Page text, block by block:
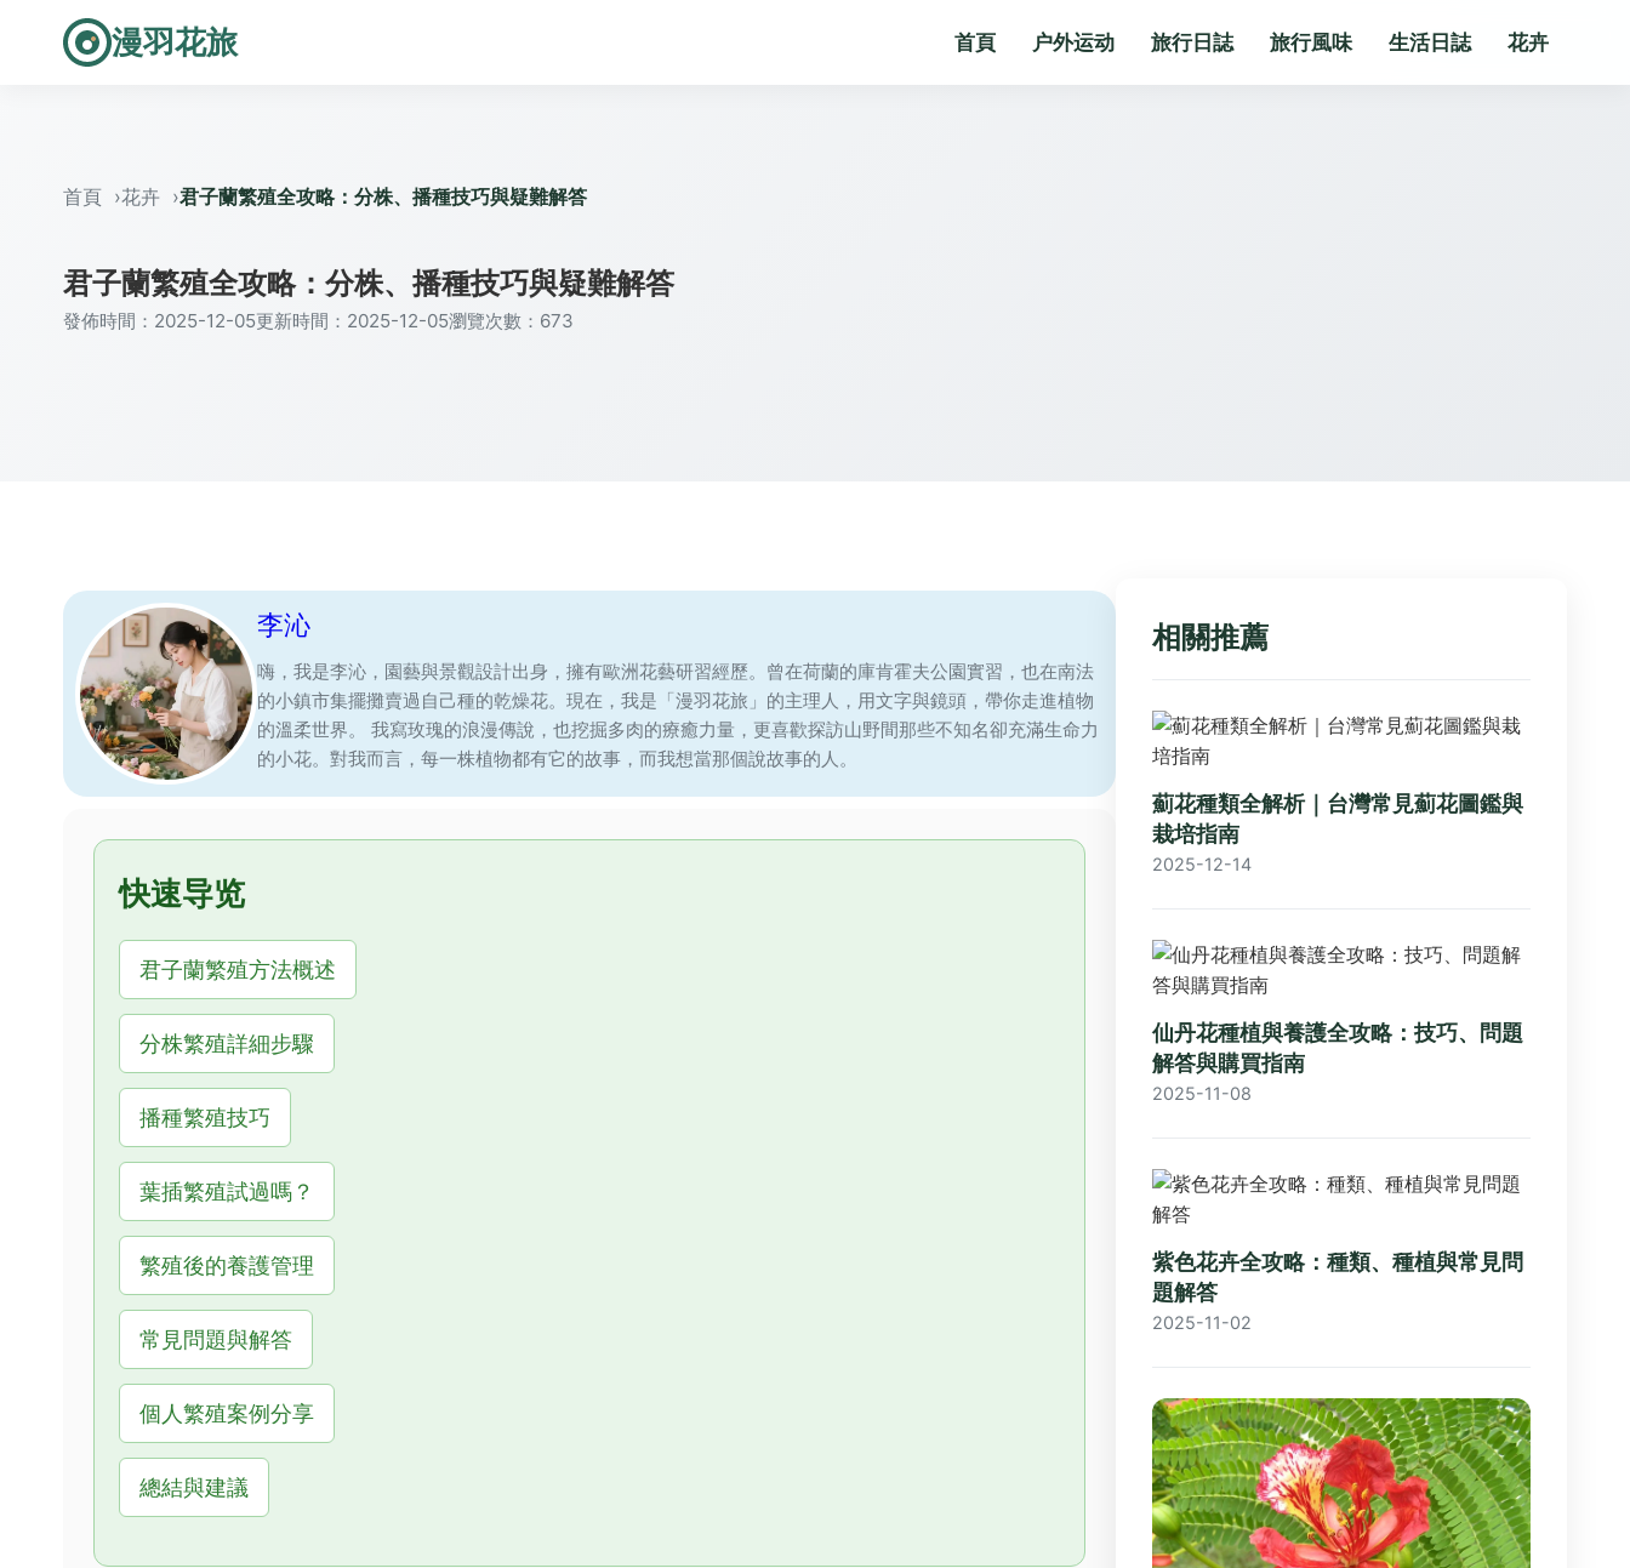
漫羽花旅 首頁 户外运动 旅行日誌 旅行風味 生活日誌 花卉
首頁 花卉 君子蘭繁殖全攻略：分株、播種技巧與疑難解答
君子蘭繁殖全攻略：分株、播種技巧與疑難解答
發佈時間：2025-12-05更新時間：2025-12-05瀏覽次數：673
李沁
嗨，我是李沁，園藝與景觀設計出身，擁有歐洲花藝研習經歷。曾在荷蘭的庫肯霍夫公園實習，也在南法
的小鎮市集擺攤賣過自己種的乾燥花。現在，我是「漫羽花旅」的主理人，用文字與鏡頭，帶你走進植物
的溫柔世界。 我寫玫瑰的浪漫傳說，也挖掘多肉的療癒力量，更喜歡探訪山野間那些不知名卻充滿生命力
的小花。對我而言，每一株植物都有它的故事，而我想當那個說故事的人。
快速导览
君子蘭繁殖方法概述
分株繁殖詳細步驟
播種繁殖技巧
葉插繁殖試過嗎？
繁殖後的養護管理
常見問題與解答
個人繁殖案例分享
總結與建議
相關推薦
薊花種類全解析｜台灣常見薊花圖鑑與
栽培指南
2025-12-14
仙丹花種植與養護全攻略：技巧、問題
解答與購買指南
2025-11-08
紫色花卉全攻略：種類、種植與常見問
題解答
2025-11-02